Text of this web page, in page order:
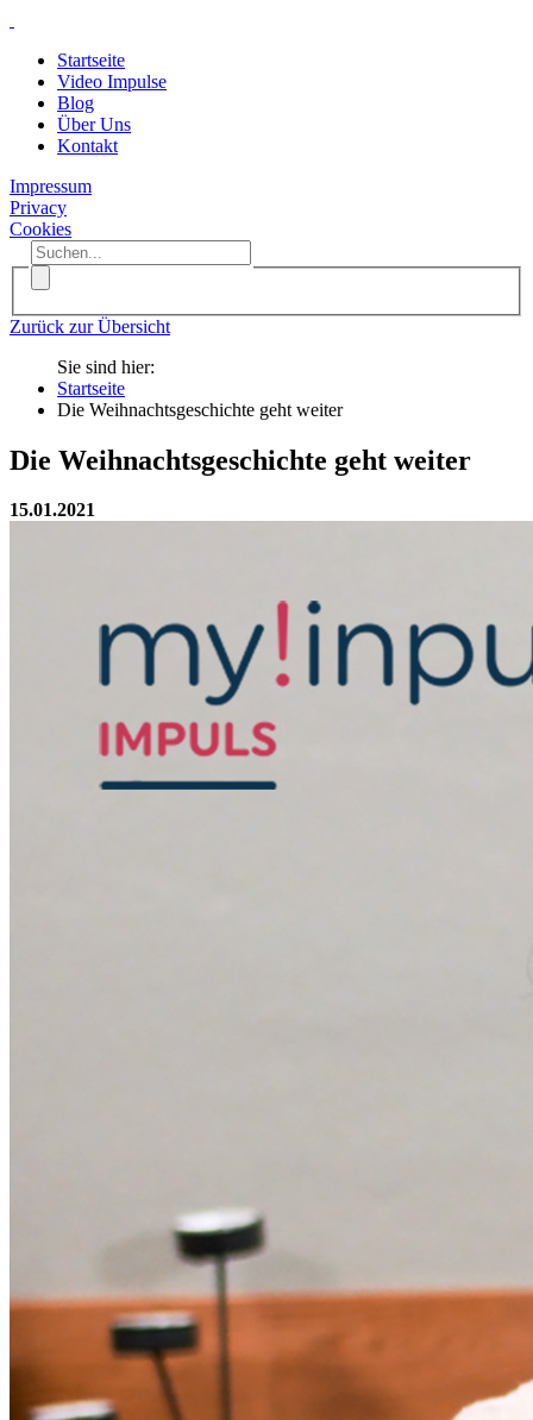
Startseite
Video Impulse
Blog
Über Uns
Kontakt
Impressum
Privacy
Cookies
Zurück zur Übersicht
Sie sind hier:
Startseite
Die Weihnachtsgeschichte geht weiter
Die Weihnachtsgeschichte geht weiter
15.01.2021